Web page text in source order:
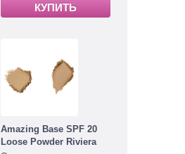
КУПИТЬ
Amazing Base SPF 20
Loose Powder Riviera